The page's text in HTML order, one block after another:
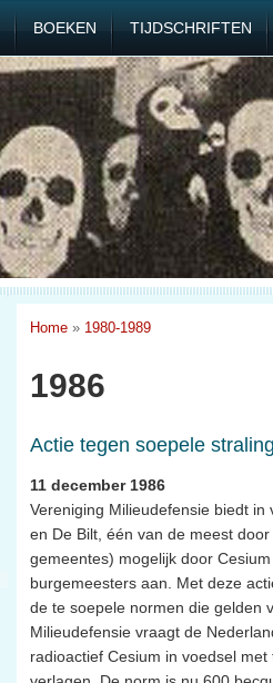
BOEKEN TIJDSCHRIFTEN
Home » 1980-1989
1986
Actie tegen soepele
11 december 1986
Vereniging Milieudefensie biedt
en De Bilt, één van de meest
gemeentes) mogelijk door
burgemeesters aan. Met deze
de te soepele normen die gelden
Milieudefensie vraagt de
radioactief Cesium in voedsel